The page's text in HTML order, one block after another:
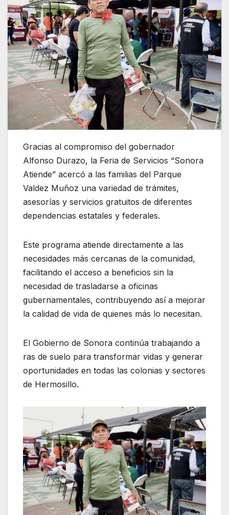
Gracias al compromiso del gobernador
Alfonso Durazo, la Feria de Servicios “Sonora
Atiende” acercó a las familias del Parque
Valdez Muñoz una variedad de trámites,
asesorías y servicios gratuitos de diferentes
dependencias estatales y federales.
Este programa atiende directamente a las
necesidades más cercanas de la comunidad,
facilitando el acceso a beneficios sin la
necesidad de trasladarse a oficinas
gubernamentales, contribuyendo así a mejorar
la calidad de vida de quienes más lo necesitan.
El Gobierno de Sonora continúa trabajando a
ras de suelo para transformar vidas y generar
oportunidades en todas las colonias y sectores
de Hermosillo.